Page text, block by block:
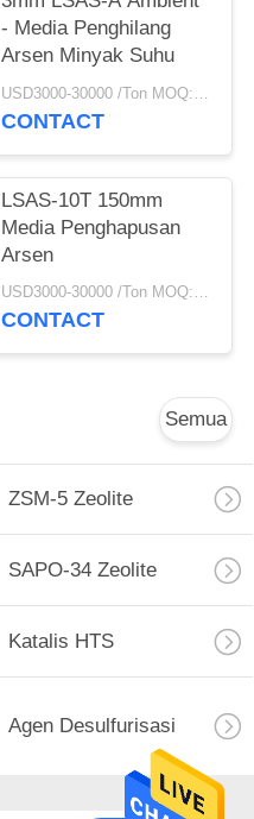
- Media Penghilang
Arsen Minyak Suhu
USD3000-30000 /Ton MOQ:1 KG
CONTACT
LSAS-10T 150mm
Media Penghapusan
Arsen
USD3000-30000 /Ton MOQ:1 KG
CONTACT
Semua
ZSM-5 Zeolite
SAPO-34 Zeolite
Katalis HTS
Agen Desulfurisasi